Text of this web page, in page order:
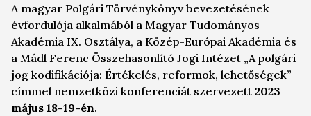
A magyar Polgári Törvénykönyv bevezetésének
évfordulója alkalmából a Magyar Tudományos
Akadémia IX. Osztálya, a Közép-Európai Akadémia és
a Mádl Ferenc Összehasonlító Jogi Intézet „A polgári
jog kodifikációja: Értékelés, reformok, lehetőségek”
címmel nemzetközi konferenciát szervezett 2023
május 18-19-én.